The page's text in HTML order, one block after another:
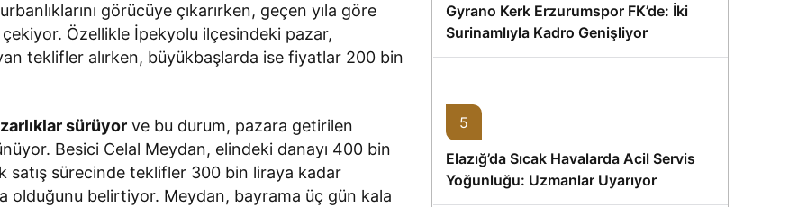
görücüye çıkarırken, geçen yıla göre
Özellikle İpekyolu ilçesindeki pazar,
teklifler alırken, büyükbaşlarda ise fiyatlar 200 bin
sürüyor ve bu durum, pazara getirilen
Besici Celal Meydan, elindeki danayı 400 bin
satış sürecinde teklifler 300 bin liraya kadar
olduğunu belirtiyor. Meydan, bayrama üç gün kala
Gyrano Kerk Erzurumspor FK’de: İki
Surinamlıyla Kadro Genişliyor
5
Elazığ’da Sıcak Havalarda Acil Servis
Yoğunluğu: Uzmanlar Uyarıyor